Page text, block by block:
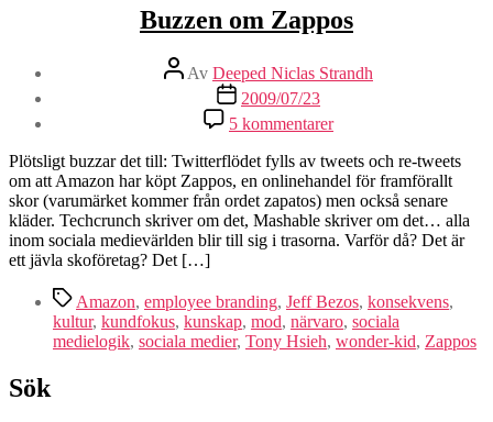
Buzzen om Zappos
Inläggsförfattare
Av Deeped Niclas Strandh
Inläggsdatum
2009/07/23
5 kommentarertill
Buzzen
om
Zappos
Plötsligt buzzar det till: Twitterflödet fylls av tweets och re-tweets
om att Amazon har köpt Zappos, en onlinehandel för framförallt
skor (varumärket kommer från ordet zapatos) men också senare
kläder. Techcrunch skriver om det, Mashable skriver om det… alla
inom sociala medievärlden blir till sig i trasorna. Varför då? Det är
ett jävla skoföretag? Det […]
Etiketter
Amazon, employee branding, Jeff Bezos, konsekvens,
kultur, kundfokus, kunskap, mod, närvaro, sociala
medielogik, sociala medier, Tony Hsieh, wonder-kid, Zappos
Sök